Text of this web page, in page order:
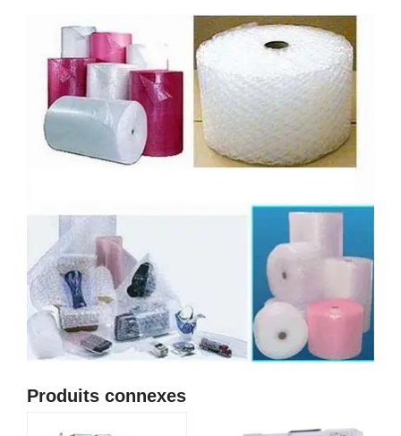
Produits connexes